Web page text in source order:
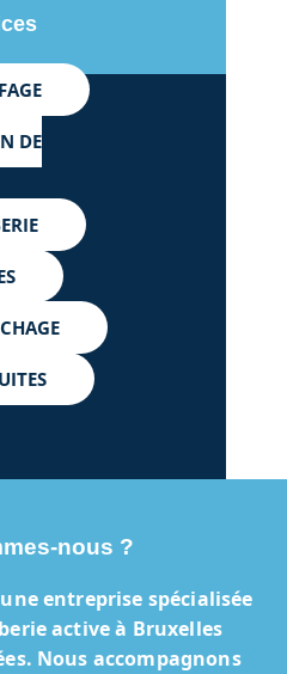
DE
nous ?
entreprise spécialisée
active à Bruxelles
Nous accompagnons